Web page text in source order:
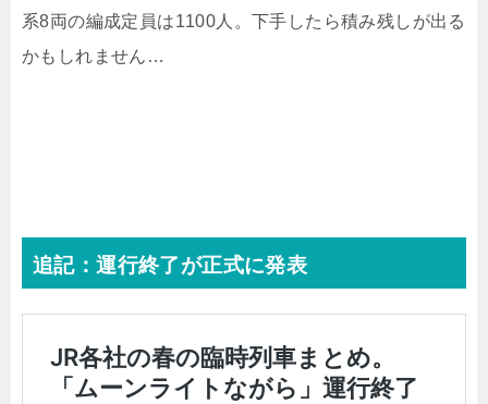
系8両の編成定員は1100人。下手したら積み残しが出る
かもしれません…
追記：運行終了が正式に発表